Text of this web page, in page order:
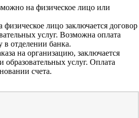
на физическое лицо или
лицо заключается договор
услуг. Возможна оплата
в отделении банка.
на организацию, заключается
образовательных услуг. Оплата
счета.